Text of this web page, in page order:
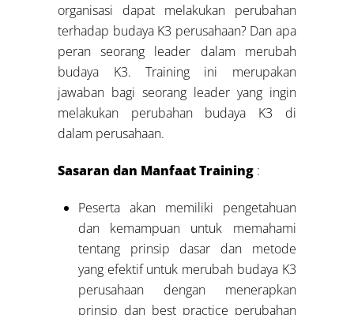
organisasi dapat melakukan perubahan
terhadap budaya K3 perusahaan? Dan apa
peran seorang leader dalam merubah
budaya K3. Training ini merupakan
jawaban bagi seorang leader yang ingin
melakukan perubahan budaya K3 di
dalam perusahaan.
Sasaran dan Manfaat Training :
Peserta akan memiliki pengetahuan
dan kemampuan untuk memahami
tentang prinsip dasar dan metode
yang efektif untuk merubah budaya K3
perusahaan dengan menerapkan
prinsip dan best practice perubahan